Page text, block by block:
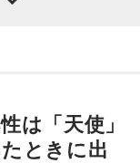
はなくても、ブ
と対戦したイン
。サッカーってそ
していないコン
愚痴をこぼしてい
だって（笑）」
は「天使」
ときに出